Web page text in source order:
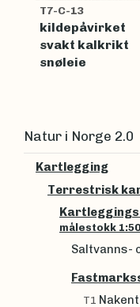
T7-C-13
kildepåvirket
svakt kalkrikt
snøleie
Natur i Norge 2.0
Kartlegging
Terrestrisk
målestokk
Saltvanns-
T1